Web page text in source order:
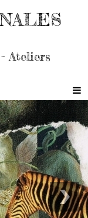
Ateliers